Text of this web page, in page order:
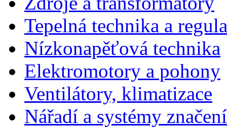
Tepelná technika a
Nízkonapěťová technika
Elektromotory a pohony
Ventilátory, klimatizace
Nářadí a systémy značení